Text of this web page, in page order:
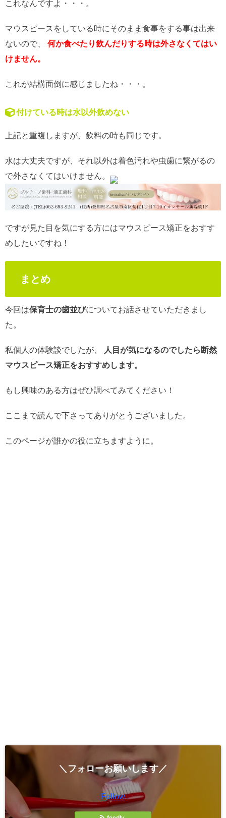
これなんですよ・・・。
マウスピースをしている時にそのまま食事をする事は出来
ないので、
何か食べたり飲んだりする時は外さなくてはい
けません。
これが結構面倒に感じましたね・・・。
付けている時は水以外飲めない
上記と重複しますが、飲料の時も同じです。
水は大丈夫ですが、それ以外は着色汚れや虫歯に繋がるの
で外さなくてはいけません。
ですが見た目を気にする方にはマウスピース矯正をおすす
めしたいですね！
まとめ
今回は保育士の歯並びについてお話させていただきまし
た。
私個人の体験談でしたが、
人目が気になるのでしたら断然
マウスピース矯正をおすすめします。
もし興味のある方はぜひ調べてみてください！
ここまで読んで下さってありがとうございました。
このページが誰かの役に立ちますように。
＼フォローお願いします／
Follow